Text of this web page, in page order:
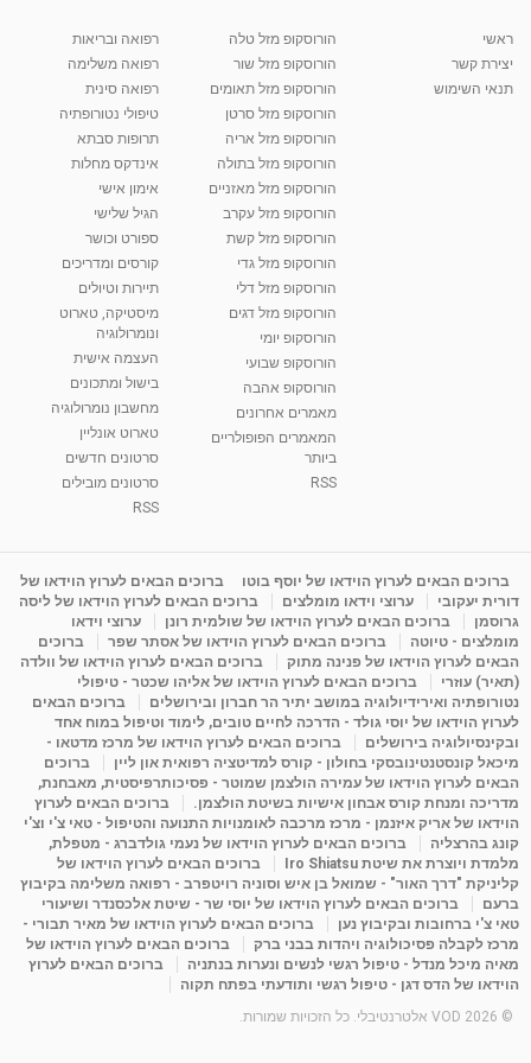
04:58
10:17
קרין גורן - העוגה המתגלצ’ת ללא קמח
38.5k צפיות
01:37
יוסי שר - מתמחה בשיטת אלכסנדר וטאי צ'י
01:46
רנה רז-גילו -טיפול אנרגטי ויעוץ רוחני - נומרולוגית
2,315 צפיות
05:37
סודות בתאריך הלידה, משמעות חודש הלידה -
ינואר זינה ליבשיץ נומרולוגית
3,264 צפיות
1:31:05
ליסה גרוסמן - המרכז לאימון התנהגותי - קשב
וריכוז ברעננה - הרצאת מבוא: אימון להצלחה של...
מאת admin 11 שנים 3,654 צפיות
15:49
פנינה מתוק - מרכז "נתיב הלב" בהרצליה-
מדיטציה-התחדשות
מאת Shahar-vod 6 שנים 2,147 צפיות
ראשי
יצירת קשר
תנאי השימוש
הורוסקופ מזל טלה
הורוסקופ מזל שור
הורוסקופ מזל תאומים
הורוסקופ מזל סרטן
הורוסקופ מזל אריה
הורוסקופ מזל בתולה
הורוסקופ מזל מאזניים
הורוסקופ מזל עקרב
הורוסקופ מזל קשת
הורוסקופ מזל גדי
הורוסקופ מזל דלי
הורוסקופ מזל דגים
הורוסקופ יומי
הורוסקופ שבועי
הורוסקופ אהבה
מאמרים אחרונים
המאמרים הפופולריים
ביותר
RSS
רפואה ובריאות
רפואה משלימה
רפואה סינית
טיפולי נטורופתיה
תרופות סבתא
אינדקס מחלות
אימון אישי
הגיל שלישי
ספורט וכושר
קורסים ומדריכים
תיירות וטיולים
מיסטיקה, טארוט
ונומרולוגיה
העצמה אישית
בישול ומתכונים
מחשבון נומרולוגיה
טארוט אונליין
סרטונים חדשים
סרטונים מובילים
RSS
ברוכים הבאים לערוץ הוידאו של יוסף בוטו
ברוכים הבאים לערוץ הוידאו של
דורית יעקובי
ערוצי וידאו מומלצים
ברוכים הבאים לערוץ הוידאו של ליסה
גרוסמן
ברוכים הבאים לערוץ הוידאו של שולמית רונן
ערוצי וידאו
מומלצים - טיוטה
ברוכים הבאים לערוץ הוידאו של אסתר שפר
ברוכים
הבאים לערוץ הוידאו של פנינה מתוק
ברוכים הבאים לערוץ הוידאו של וולדה
(תאיר) עוזרי
ברוכים הבאים לערוץ הוידאו של אליהו שכטר - טיפולי
נטורופתיה ואירידיולוגיה במושב יתיר הר חברון ובירושלים
ברוכים הבאים
לערוץ הוידאו של יוסי גולד - הדרכה לחיים טובים, לימוד וטיפול במוח אחד
ובקינסיולוגיה בירושלים
ברוכים הבאים לערוץ הוידאו של מרכז מדטאו -
מיכאל קונסטנטינובסקי בחולון - קורס למדיטציה רפואית און ליין
ברוכים
הבאים לערוץ הוידאו של עמירה הולצמן שמוטר - פסיכותרפיסטית, מאבחנת,
מדריכה ומנחת קורס אבחון אישיות בשיטת הולצמן.
ברוכים הבאים לערוץ
הוידאו של אריק איזנמן - מרכז מרכבה לאומנויות התנועה והטיפול - טאי צ'י וצ'י
קונג בהרצליה
ברוכים הבאים לערוץ הוידאו של נעמי גולדברג - מטפלת,
מלמדת ויוצרת את שיטת Iro Shiatsu
ברוכים הבאים לערוץ הוידאו של
קליניקת "דרך האור" - שמואל בן איש וסוניה רויטפרב - רפואה משלימה בקיבוץ
ברעם
ברוכים הבאים לערוץ הוידאו של יוסי שר - שיטת אלכסנדר ושיעורי
טאי צ'י ברחובות ובקיבוץ נען
ברוכים הבאים לערוץ הוידאו של מאיר תבורי -
מרכז לקבלה פסיכולוגיה ויהדות בבני ברק
ברוכים הבאים לערוץ הוידאו של
מאיה מיכל מנדל - טיפול רגשי לנשים ונערות בנתניה
ברוכים הבאים לערוץ
הוידאו של הדס דגן - טיפול רגשי ותודעתי בפתח תקוה
© 2026 VOD אלטרנטיבלי. כל הזכויות שמורות.